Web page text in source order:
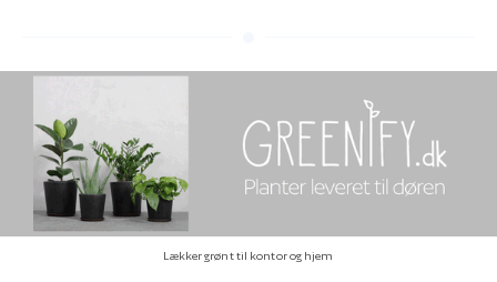
Lækker grønt til kontor og hjem